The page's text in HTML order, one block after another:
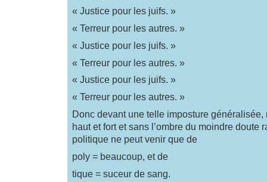
« Justice pour les juifs. »
« Terreur pour les autres. »
« Justice pour les juifs. »
« Terreur pour les autres. »
« Justice pour les juifs. »
« Terreur pour les autres. »
Donc devant une telle imposture généralisée,
haut et fort et sans l’ombre du moindre doute
politique ne peut venir que de
poly = beaucoup, et de
tique = suceur de sang.